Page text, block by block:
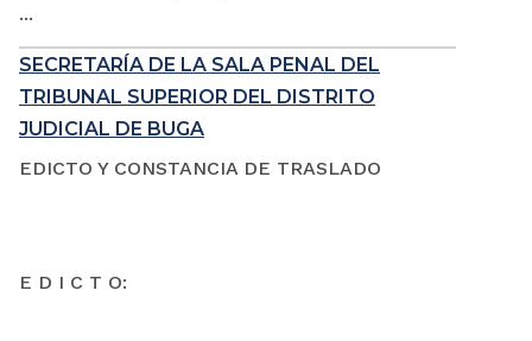
...
SECRETARÍA DE LA SALA PENAL DEL
TRIBUNAL SUPERIOR DEL DISTRITO
JUDICIAL DE BUGA
EDICTO Y CONSTANCIA DE TRASLADO
E D I C T O: